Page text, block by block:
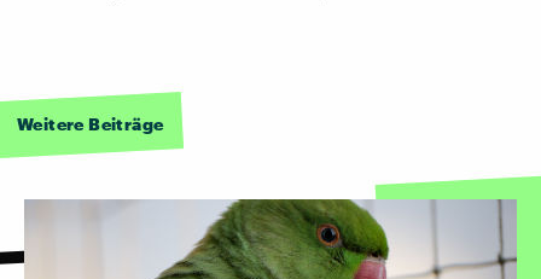
Weitere Beiträge